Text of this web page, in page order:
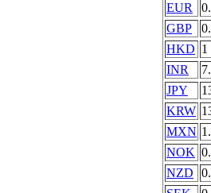
EUR
GBP
HKD 1
INR
JPY
KRW
MXN
NOK
NZD